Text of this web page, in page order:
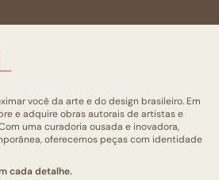
você da arte e do design brasileiro. Em
e adquire obras autorais de artistas e
uma curadoria ousada e inovadora,
oferecemos peças com identidade
cada detalhe.